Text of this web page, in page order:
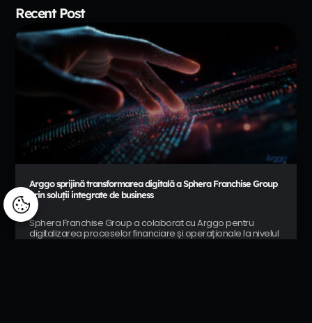
Recent Post
Arggo sprijină transformarea digitală a Sphera Franchise Group
prin soluții integrate de business
Sphera Franchise Group a colaborat cu Arggo pentru
digitalizarea proceselor financiare și operaționale la nivelul
întregului grup. Prin implementarea platformelor Microsoft
Manage consent